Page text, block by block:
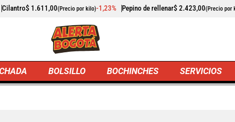
por kilo) -1,23% Pepino de rellenar$ 2.423,00(Precio por kilo) -25,17%
BOLSILLO BOCHINCHES SERVICIOS
el nivel de los embalses de Bogotá sigue bajando: se